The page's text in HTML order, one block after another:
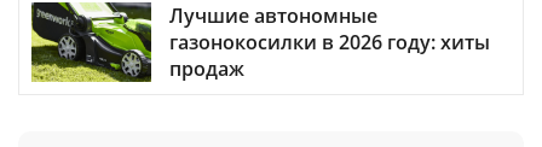
Лучшие автономные
газонокосилки в 2026 году: хиты
продаж